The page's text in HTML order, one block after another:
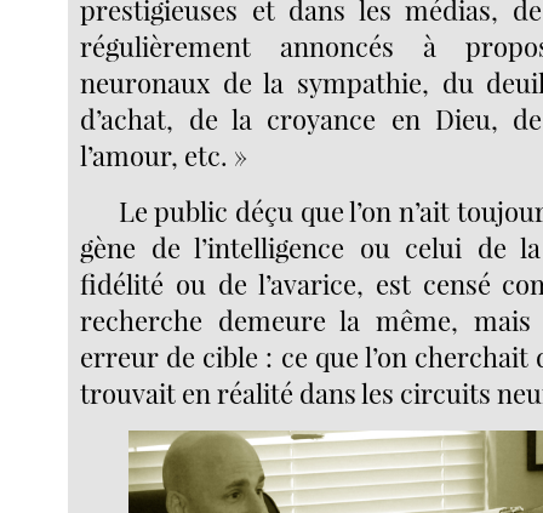
prestigieuses et dans les médias,
régulièrement annoncés à
neuronaux de la sympathie, du
d’achat, de la croyance en Dieu,
l’amour, etc. »
Le public déçu que l’on n’ait
gène de l’intelligence ou celui de
fidélité ou de l’avarice, est censé
recherche demeure la même,
erreur de cible : ce que l’on cherchait
trouvait en réalité dans les circuits